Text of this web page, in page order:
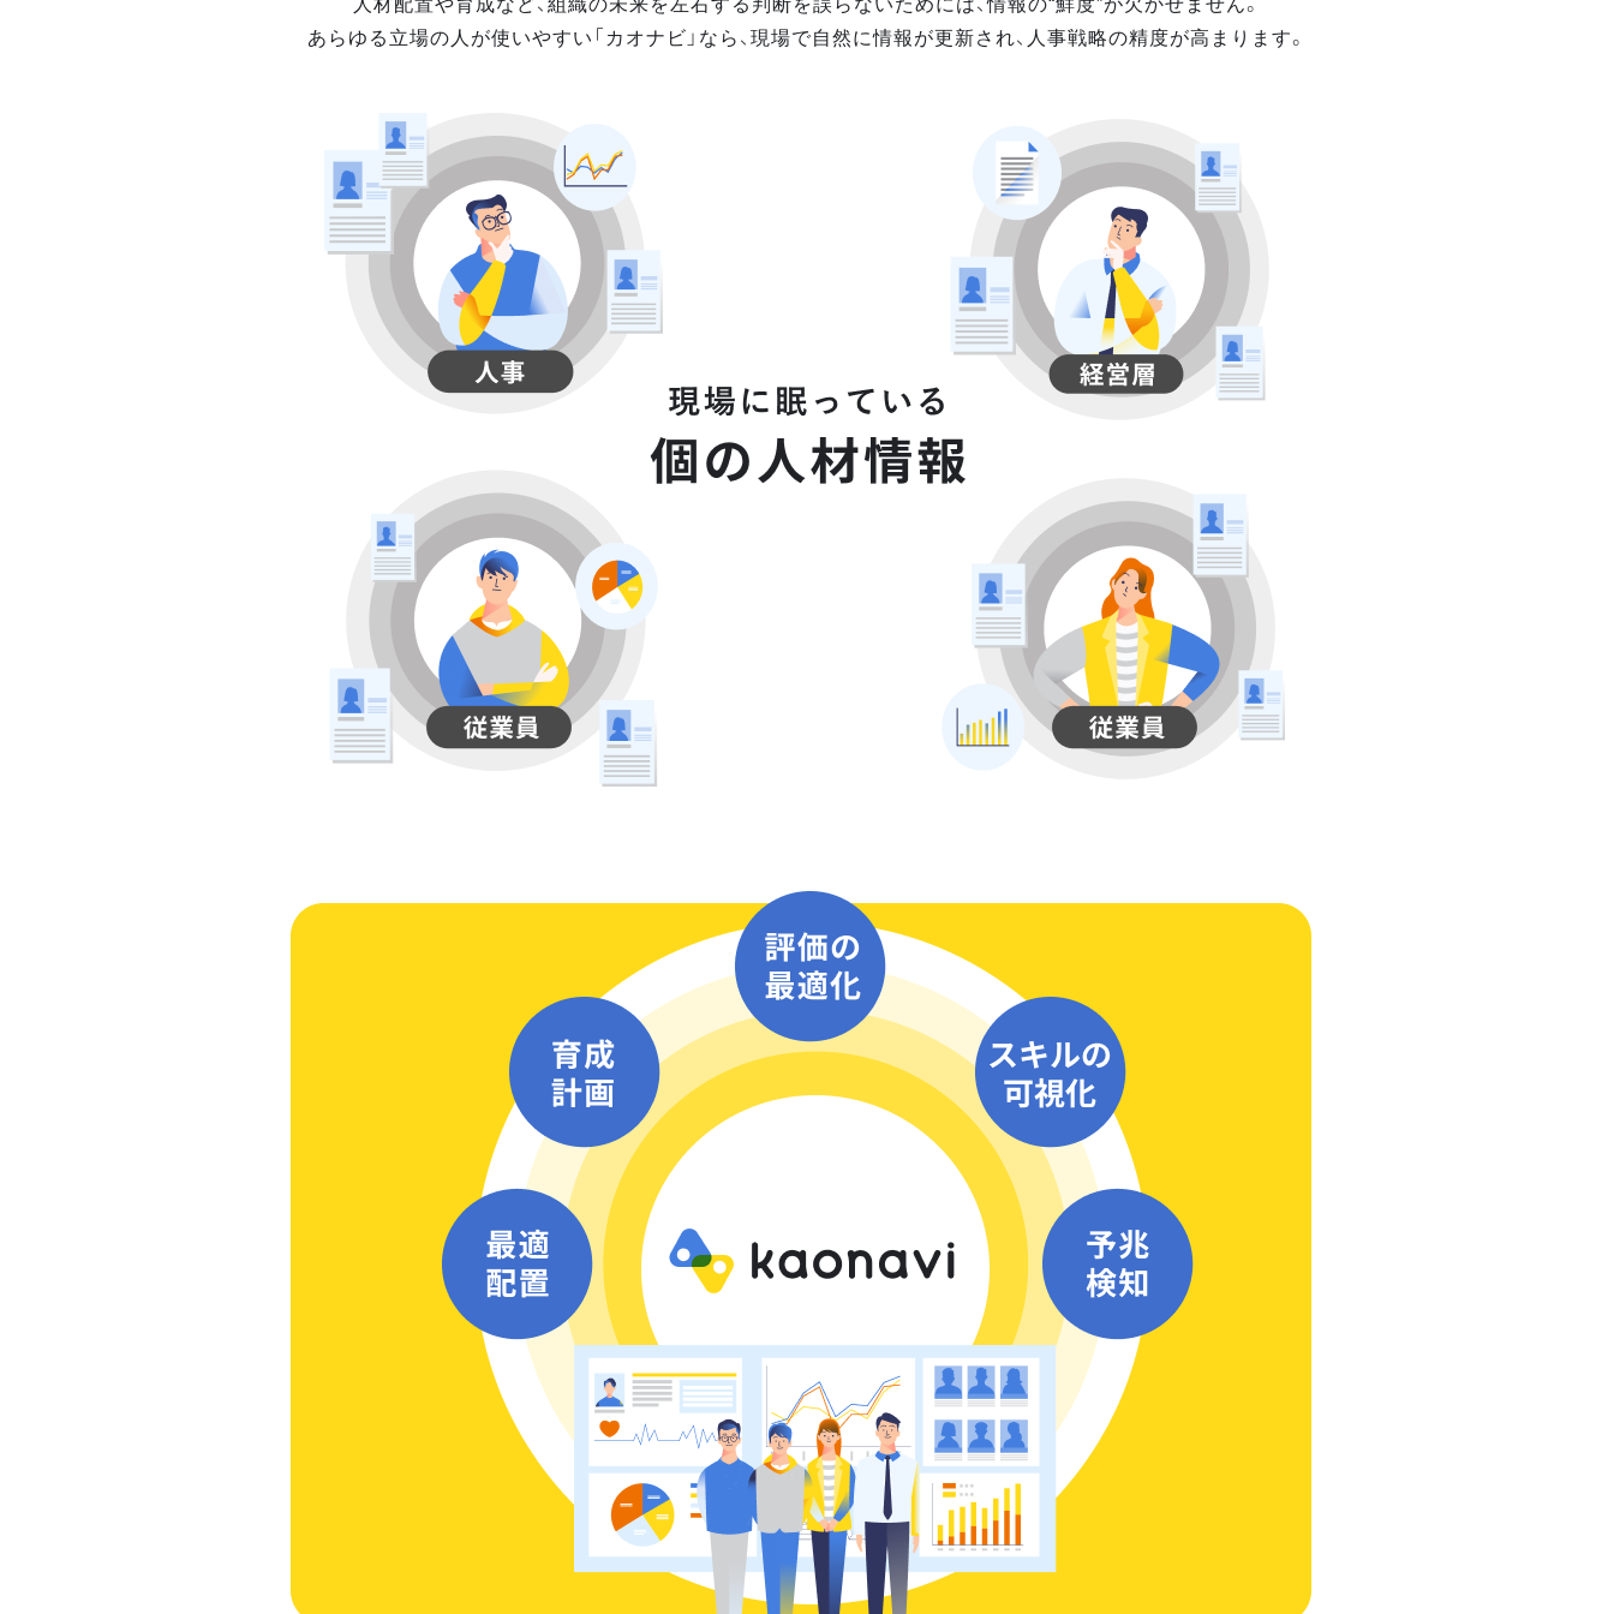
あらゆる立場の人が使いやすい「カオナビ」なら、現場で自然に情報が更新され、人事戦略の精度が高まります。